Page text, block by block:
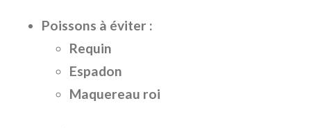
Poissons à éviter :
Requin
Espadon
Maquereau roi